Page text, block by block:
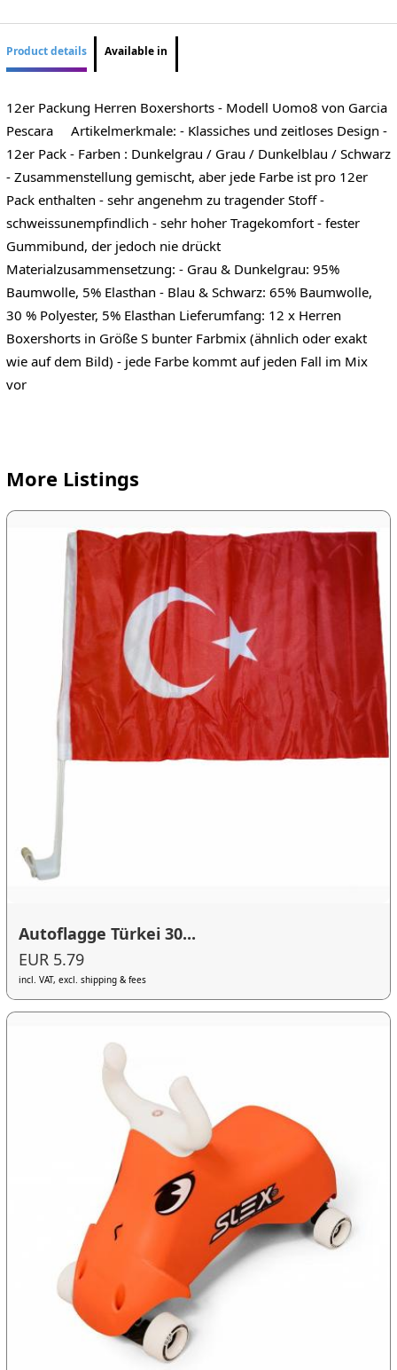
Product details Available in
12er Packung Herren Boxershorts - Modell Uomo8 von Garcia
Pescara Artikelmerkmale: - Klassiches und zeitloses Design -
12er Pack - Farben : Dunkelgrau / Grau / Dunkelblau / Schwarz
- Zusammenstellung gemischt, aber jede Farbe ist pro 12er
Pack enthalten - sehr angenehm zu tragender Stoff -
schweissunempfindlich - sehr hoher Tragekomfort - fester
Gummibund, der jedoch nie drückt
Materialzusammensetzung: - Grau & Dunkelgrau: 95%
Baumwolle, 5% Elasthan - Blau & Schwarz: 65% Baumwolle,
30 % Polyester, 5% Elasthan Lieferumfang: 12 x Herren
Boxershorts in Größe S bunter Farbmix (ähnlich oder exakt
wie auf dem Bild) - jede Farbe kommt auf jeden Fall im Mix
vor
More Listings
Autoflagge Türkei 30...
EUR 5.79
incl. VAT, excl. shipping & fees